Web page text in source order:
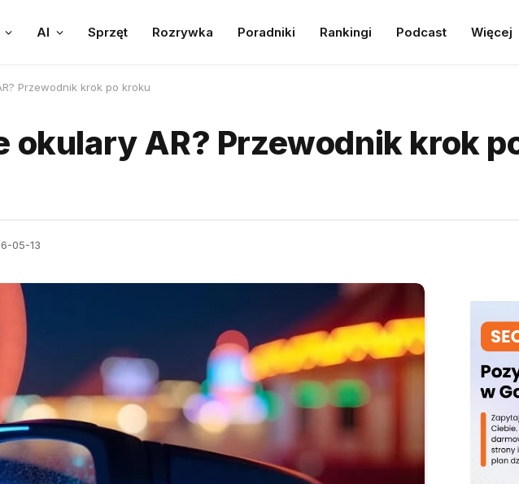
AI Sprzęt Rozrywka Poradniki Rankingi Podcast Więcej
Przewodnik krok po kroku
okulary AR? Przewodnik krok
05-13